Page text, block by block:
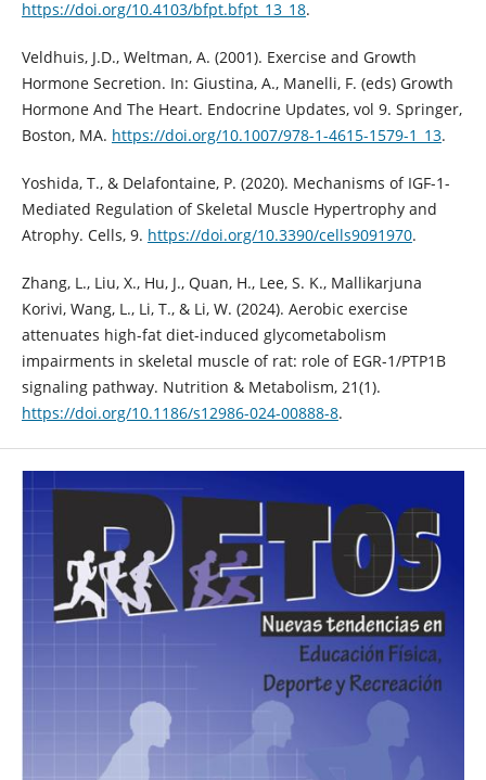
https://doi.org/10.4103/bfpt.bfpt_13_18.
Veldhuis, J.D., Weltman, A. (2001). Exercise and Growth
Hormone Secretion. In: Giustina, A., Manelli, F. (eds) Growth
Hormone And The Heart. Endocrine Updates, vol 9. Springer,
Boston, MA. https://doi.org/10.1007/978-1-4615-1579-1_13.
Yoshida, T., & Delafontaine, P. (2020). Mechanisms of IGF-1-
Mediated Regulation of Skeletal Muscle Hypertrophy and
Atrophy. Cells, 9. https://doi.org/10.3390/cells9091970.
Zhang, L., Liu, X., Hu, J., Quan, H., Lee, S. K., Mallikarjuna
Korivi, Wang, L., Li, T., & Li, W. (2024). Aerobic exercise
attenuates high-fat diet-induced glycometabolism
impairments in skeletal muscle of rat: role of EGR-1/PTP1B
signaling pathway. Nutrition & Metabolism, 21(1).
https://doi.org/10.1186/s12986-024-00888-8.